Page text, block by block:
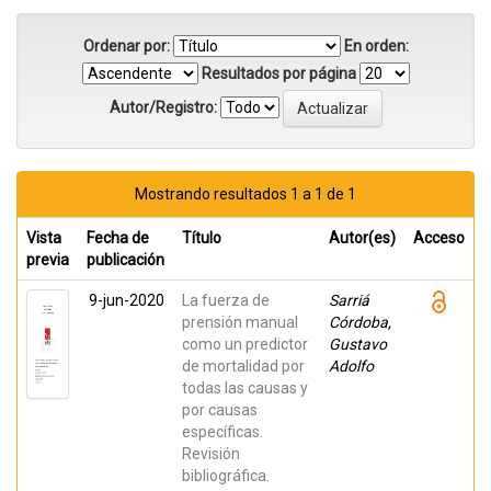
Ordenar por:
En orden:
Resultados por página
Autor/Registro:
Mostrando resultados 1 a 1 de 1
Vista
previa
Fecha de
publicación
Título Autor(es) Acceso
9-jun-2020
La fuerza de
prensión manual
como un predictor
de mortalidad por
todas las causas y
por causas
específicas.
Revisión
bibliográfica.
Sarriá
Córdoba,
Gustavo
Adolfo